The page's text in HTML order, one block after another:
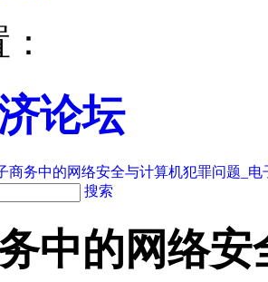
论坛
商务中的网络安全与计算机犯罪问题_电
搜索
中的网络